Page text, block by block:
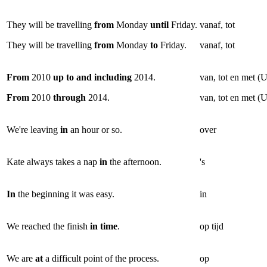
They will be travelling from Monday until Friday.
They will be travelling from Monday to Friday.
vanaf, tot
vanaf, tot
From 2010 up to and including 2014.
From 2010 through 2014.
van, tot en met
van, tot en met
We're leaving in an hour or so. over
Kate always takes a nap in the afternoon. 's
In the beginning it was easy. in
We reached the finish in time. op tijd
We are at a difficult point of the process. op